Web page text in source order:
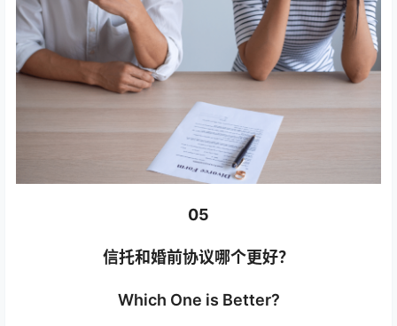
05
信托和婚前协议哪个更好？
Which One is Better?